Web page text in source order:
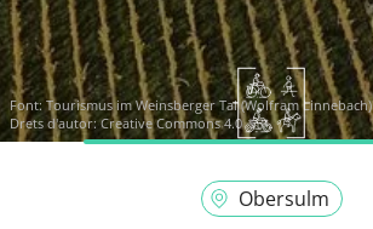
Font:Tourismus im Weinsberger Tal (Wolfram Linnebach)
Drets d'autor: Creative Commons 4.0
Obersulm